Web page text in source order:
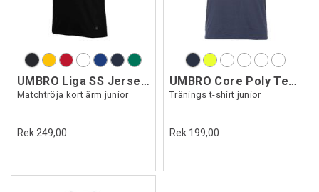
UMBRO Liga SS Jersey Jr
Matchtröja kort ärm junior
Rek 249,00
UMBRO Core Poly Tee Jr
Tränings t-shirt junior
Rek 199,00